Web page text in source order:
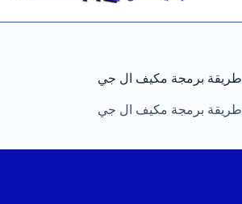
طريقة برمجة مكيف ال جي
طريقة برمجة مكيف ال جي